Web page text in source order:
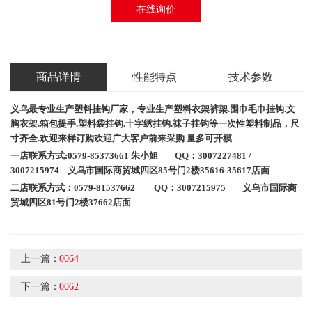
在线询价
商品详情 性能特点 技术参数
义乌最专业生产塑料挂钩厂家，专业生产塑料衣架裤架.围巾毛巾挂钩.文
胸衣架.箱包提手.塑料袋挂钩.十字绣挂钩.袜子挂钩等一次性塑料制品，尺
寸齐全.欢迎来样订购欢迎广大客户前来采购 量多可开模
一店联系方式:0579-85373661 朱小姐 QQ ： 3007227481 /
3007215974
义乌市国际商贸城四区85号门2楼35616-35617店面
二店联系方式： 0579-81537662 QQ：3007215975
义乌市国际商
贸城四区81号门2楼37662店面
上一篇：0064
下一篇：0062